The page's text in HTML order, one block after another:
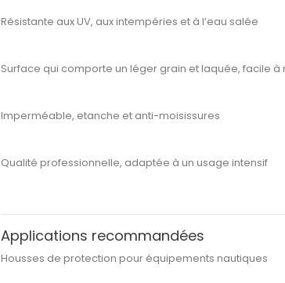
Résistante aux UV, aux intempéries et à l’eau salée
Surface qui comporte un léger grain et laquée, facile à
Imperméable, etanche et anti-moisissures
Qualité professionnelle, adaptée à un usage intensif
Applications recommandées
Housses de protection pour équipements nautiques